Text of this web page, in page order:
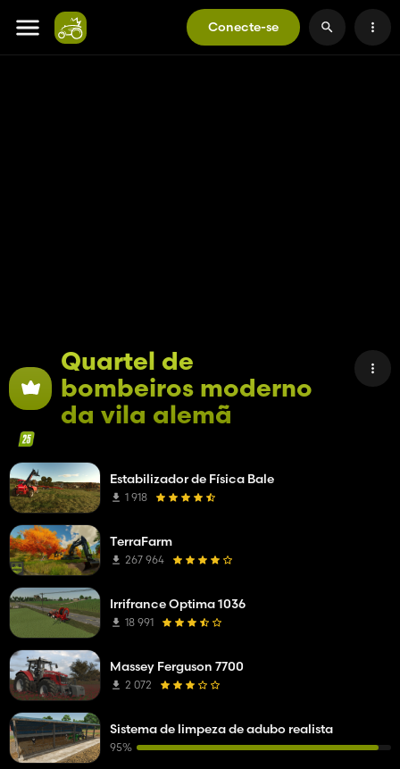
Conecte-se
Quartel de
bombeiros moderno
da vila alemã
Estabilizador de Física Bale
1 918
TerraFarm
267 964
Irrifrance Optima 1036
18 991
Massey Ferguson 7700
2 072
Sistema de limpeza de adubo realista
95%